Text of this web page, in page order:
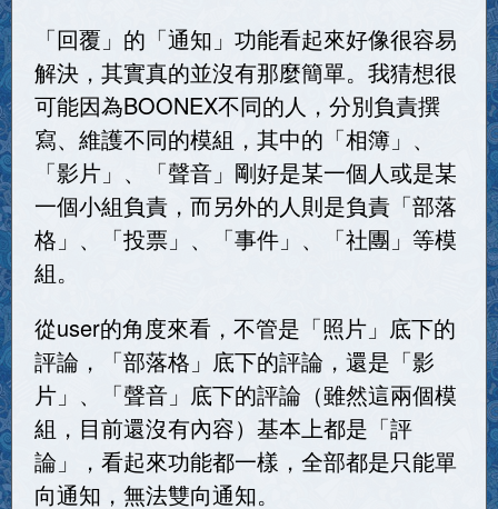
「回覆」的「通知」功能看起來好像很容易
解決，其實真的並沒有那麼簡單。我猜想很
可能因為BOONEX不同的人，分別負責撰
寫、維護不同的模組，其中的「相簿」、
「影片」、「聲音」剛好是某一個人或是某
一個小組負責，而另外的人則是負責「部落
格」、「投票」、「事件」、「社團」等模
組。
從user的角度來看，不管是「照片」底下的
評論，「部落格」底下的評論，還是「影
片」、「聲音」底下的評論（雖然這兩個模
組，目前還沒有內容）基本上都是「評
論」，看起來功能都一樣，全部都是只能單
向通知，無法雙向通知。